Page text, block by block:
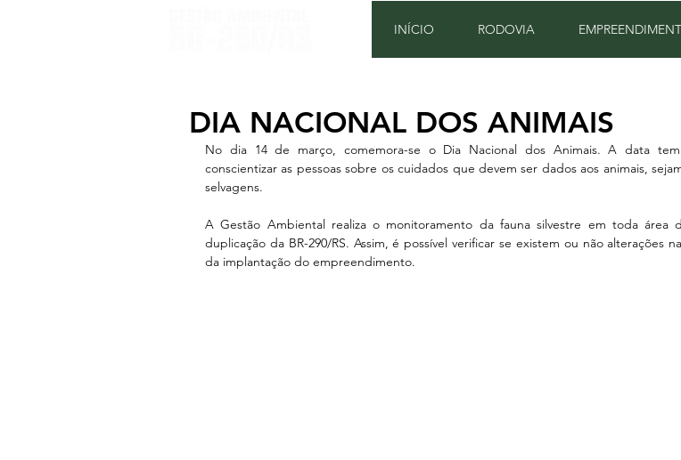
INÍCIO RODOVIA
DIA NACIONAL DOS ANIMAIS
No dia 14 de março, comemora-se o Dia Nacional dos Animais. A data
conscientizar as pessoas sobre os cuidados que devem ser dados aos animais,
selvagens.
A Gestão Ambiental realiza o monitoramento da fauna silvestre em toda área
duplicação da BR-290/RS. Assim, é possível verificar se existem ou não alterações
da implantação do empreendimento.